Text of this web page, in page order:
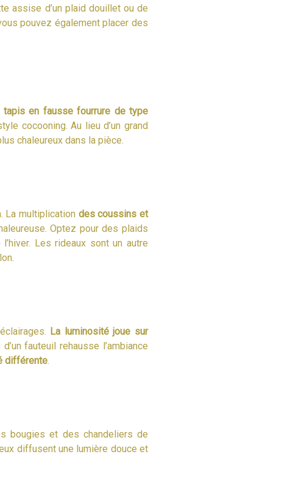
assise d’un plaid douillet ou de
pouvez également placer des
tapis en fausse fourrure de type
cocooning. Au lieu d’un grand
chaleureux dans la pièce.
La multiplication des coussins et
Optez pour des plaids
Les rideaux sont un autre
La luminosité joue sur
fauteuil rehausse l’ambiance
différente.
bougies et des chandeliers de
diffusent une lumière douce et